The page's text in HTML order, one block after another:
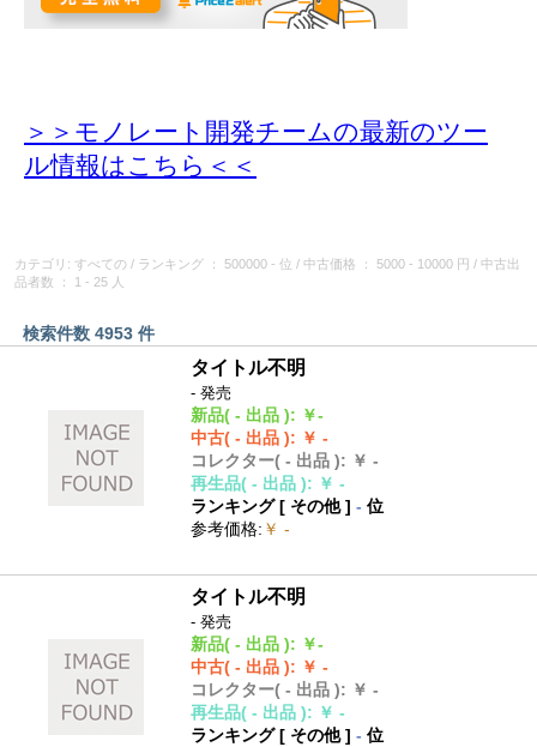
＞＞モノレート開発チームの最新のツー
ル情報はこちら＜＜
カテゴリ: すべての / ランキング ： 500000 - 位 / 中古価格 ： 5000 - 10000 円 / 中古出
品者数
： 1 - 25 人
検索件数 4953 件
タイトル不明
- 発売
新品( - 出品 ): ￥-
中古( - 出品 ): ￥ -
コレクター( - 出品 ): ￥ -
再生品( - 出品 ): ￥ -
ランキング [ その他]- 位
参考価格: ￥ -
タイトル不明
- 発売
新品( - 出品 ): ￥-
中古( - 出品 ): ￥ -
コレクター( - 出品 ): ￥ -
再生品( - 出品 ): ￥ -
ランキング [ その他]- 位